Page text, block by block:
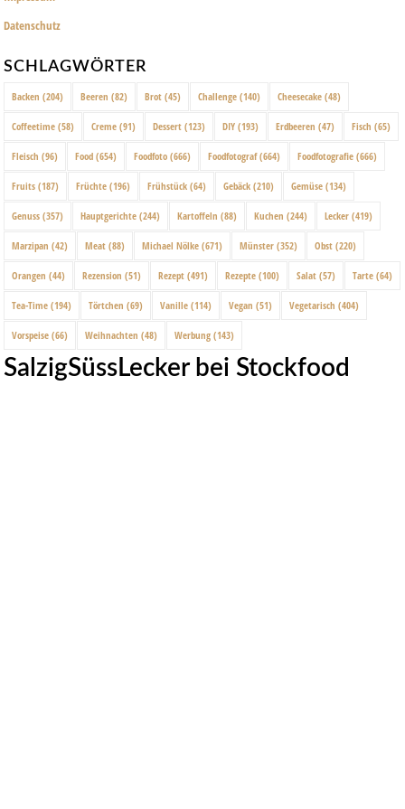
Datenschutz
SCHLAGWÖRTER
Backen (204) Beeren (82) Brot (45) Challenge (140) Cheesecake (48)
Coffeetime (58) Creme (91) Dessert (123) DIY (193) Erdbeeren (47) Fisch (65)
Fleisch (96) Food (654) Foodfoto (666) Foodfotograf(664) Foodfotografie (666)
Fruits (187) Früchte (196) Frühstück (64) Gebäck (210) Gemüse (134)
Genuss (357) Hauptgerichte (244) Kartoffeln (88) Kuchen (244) Lecker (419)
Marzipan (42) Meat (88) Michael Nölke (671) Münster (352) Obst (220)
Orangen (44) Rezension (51) Rezept (491) Rezepte (100) Salat (57) Tarte (64)
Tea-Time (194) Törtchen (69) Vanille (114) Vegan (51) Vegetarisch (404)
Vorspeise (66) Weihnachten (48) Werbung (143)
SalzigSüssLecker bei Stockfood